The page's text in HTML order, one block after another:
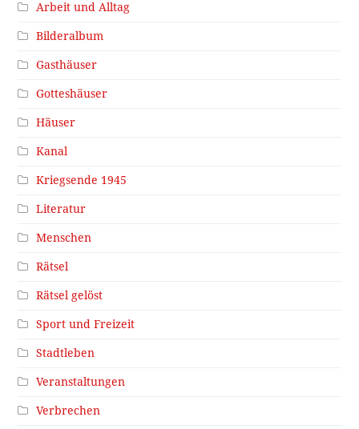
Arbeit und Alltag
Bilderalbum
Gasthäuser
Gotteshäuser
Häuser
Kanal
Kriegsende 1945
Literatur
Menschen
Rätsel
Rätsel gelöst
Sport und Freizeit
Stadtleben
Veranstaltungen
Verbrechen